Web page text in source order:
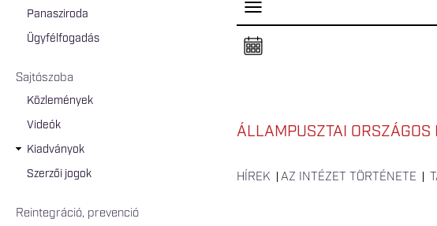
Panasziroda
Ügyfélfogadás
Sajtószoba
Közlemények
Videók
Kiadványok
Szerzői jogok
Reintegráció, prevenció
P
e
l
s
a
ÁLLAMPUSZTAI
HÍREK AZ INTÉZET TÖRTÉNETE